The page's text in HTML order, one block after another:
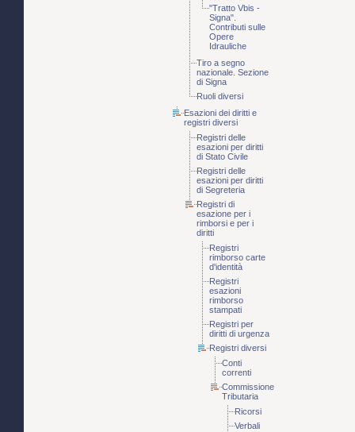
"Tratto Vbis -
Signa".
Contributi sulle
Opere
Idrauliche
Tiro a segno
nazionale. Sezione
di Signa
Ruoli diversi
Esazioni dei diritti e
registri diversi
Registri delle
esazioni per diritti
di Stato Civile
Registri delle
esazioni per diritti
di Segreteria
Registri di
esazione per i
rimborsi e per i
diritti
Registri
rimborso carte
d'identità
Registri
esazioni
rimborso
stampati
Registri per
diritti di urgenza
Registri diversi
Conti
correnti
Commissione
Tributaria
Ricorsi
Verbali